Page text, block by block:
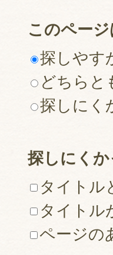
このペー
探しやす
どちらと
探しにく
探しにく
タイトル
タイトル
ページの